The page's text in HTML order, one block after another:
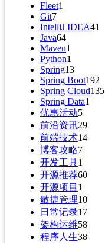
Fleet1
Git7
IntelliJ IDEA41
Java64
Maven1
Python1
Spring13
Spring Boot192
Spring Cloud135
Spring Data1
优惠活动5
前沿资讯29
前端技术14
博客攻略7
开发工具1
开源推荐60
开源项目 1
敏捷管理10
日常记录17
架构运维58
程序人生38